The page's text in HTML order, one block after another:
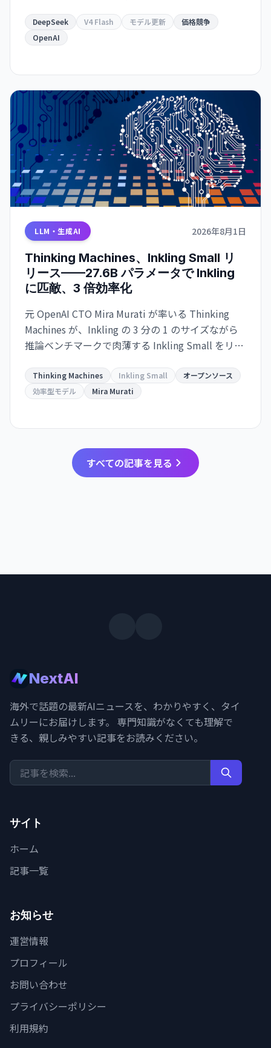
DeepSeek V4 Flash モデル更新
価格競争
OpenAI
LLM・生成AI 2026年8月1日
Thinking Machines、Inkling Small リ
リース——27.6B パラメータで Inkling
に匹敵、3 倍効率化
元 OpenAI CTO Mira Murati が率いる Thinking
Machines が、Inkling の 3 分の 1 のサイズながら
推論ベンチマークで肉薄する Inkling Small をリリ
Thinking Machines Inkling Small
オープンソース
効率型モデル
Mira Murati
すべての記事を見る
NextAI
海外で話題の最新AIニュースを、わかりやすく、タイ
ムリーにお届けします。 専門知識がなくても理解で
きる、親しみやすい記事をお読みください。
サイト
ホーム
記事一覧
お知らせ
運営情報
プロフィール
お問い合わせ
プライバシーポリシー
利用規約